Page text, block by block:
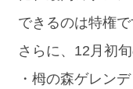
できるのは特権で
さらに、12月初
・栂の森ゲレン